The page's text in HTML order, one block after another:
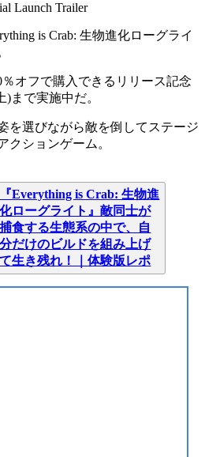
Launch Trailer
is Crab: 生物進化ローグライ
％オフで購入できるリリース記念
)まで実施中だ。
を選びながら敵を倒してステージ
クションゲーム 。
『Everything is Crab: 生物進
化ローグライト』敵同士が
捕食する生態系の中で、自
分だけのビルドを組み上げ
て生き残れ！｜体験版レポ